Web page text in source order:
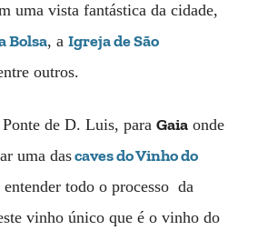
uma vista fantástica da cidade,
Bolsa, a Igreja de São
outros.
de D. Luis, para Gaia onde
uma dascaves do Vinho do
entender todo o processo da
vinho único que é o vinho do